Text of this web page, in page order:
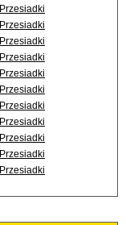
Przesiadki
Przesiadki
Przesiadki
Przesiadki
Przesiadki
Przesiadki
Przesiadki
Przesiadki
Przesiadki
Przesiadki
Przesiadki